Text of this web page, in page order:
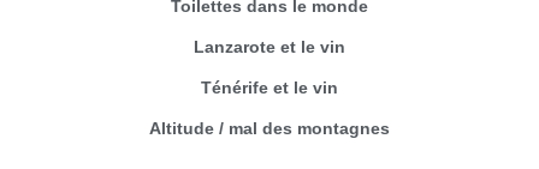
Toilettes dans le monde
Lanzarote et le vin
Ténérife et le vin
Altitude / mal des montagnes